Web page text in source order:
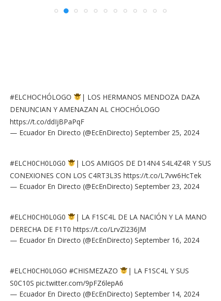
#ELCHOCHÓLOGO
| LOS HERMANOS MENDOZA DAZA
DENUNCIAN Y AMENAZAN AL CHOCHÓLOGO
https://t.co/ddIjBPaPqF
— Ecuador En Directo (@EcEnDirecto) September 25, 2024
#ELCH0CH0L0G0
| LOS AMIGOS DE D14N4 S4L4Z4R Y SUS
CONEXIONES CON LOS C4RT3L3S https://t.co/L7vw6HcTek
— Ecuador En Directo (@EcEnDirecto) September 23, 2024
#ELCH0CH0L0G0
| LA F1SC4L DE LA NACIÓN Y LA MANO
DERECHA DE F1T0 https://t.co/LrvZl236JM
— Ecuador En Directo (@EcEnDirecto) September 16, 2024
#ELCH0CH0L0GO #CHISMEZAZO
| LA F1SC4L Y SUS
S0C10S pic.twitter.com/9pFZ6lepA6
— Ecuador En Directo (@EcEnDirecto) September 14, 2024